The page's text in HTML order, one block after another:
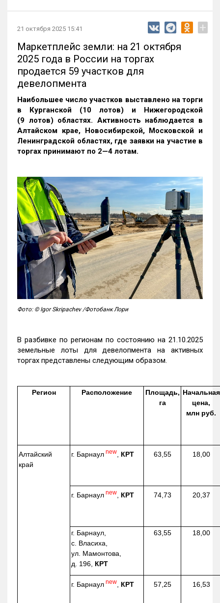
21 октября 2025 15:41 +
Маркетплейс земли: на 21 октября
2025 года в России на торгах
продается 59 участков для
девелопмента
Наибольшее число участков выставлено на торги
в Курганской (10 лотов) и Нижегородской
(9 лотов) областях. Активность наблюдается в
Алтайском крае, Новосибирской, Московской и
Ленинградской областях, где заявки на участие в
торгах принимают по 2—4 лотам.
Фото: © Igor Skripachev /Фотобанк Лори
В разбивке по регионам по состоянию на 21.10.2025
земельные лоты для девелопмента на активных
торгах представлены следующим образом.
Регион Расположение
Площадь,
га
Начальная
цена,
млн руб.
Алтайский
край
г. Барнаул new КРТ 63,55 18,00
г. Барнаул new КРТ 74,73 20,37
г. Барнаул,
с. Власиха,
ул. Мамонтова,
д. 196, КРТ
63,55 18,00
г. Барнаул new КРТ 57,25 16,53